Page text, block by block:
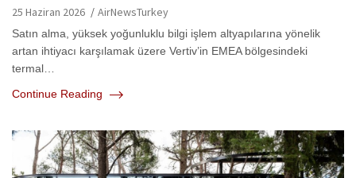
25 Haziran 2026 AirNewsTurkey
Satın alma, yüksek yoğunluklu bilgi işlem altyapılarına yönelik
artan ihtiyacı karşılamak üzere Vertiv’in EMEA bölgesindeki
termal…
Continue Reading